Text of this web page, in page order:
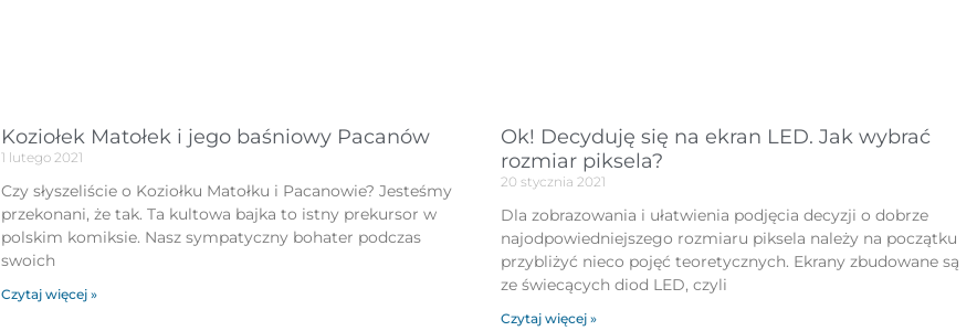
Koziołek Matołek i jego baśniowy Pacanów
1 lutego 2021
Czy słyszeliście o Koziołku Matołku i Pacanowie? Jesteśmy
przekonani, że tak. Ta kultowa bajka to istny prekursor w
polskim komiksie. Nasz sympatyczny bohater podczas
swoich
Czytaj więcej »
Ok! Decyduję się na ekran LED. Jak wybrać
rozmiar piksela?
20 stycznia 2021
Dla zobrazowania i ułatwienia podjęcia decyzji o dobrze
najodpowiedniejszego rozmiaru piksela należy na początku
przybliżyć nieco pojęć teoretycznych. Ekrany zbudowane są
ze świecących diod LED, czyli
Czytaj więcej »